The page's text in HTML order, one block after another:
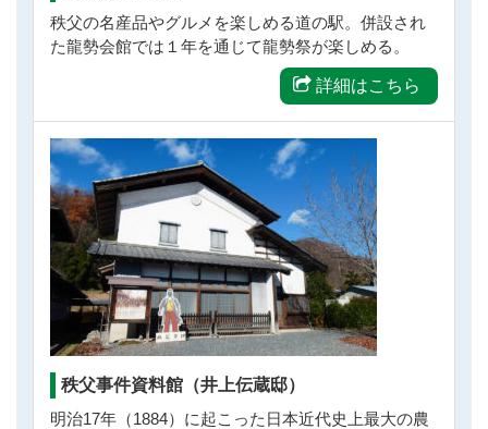
秩父の名産品やグルメを楽しめる道の駅。併設され
た龍勢会館では１年を通じて龍勢祭が楽しめる。
詳細はこちら
秩父事件資料館（井上伝蔵邸）
明治17年（1884）に起こった日本近代史上最大の農